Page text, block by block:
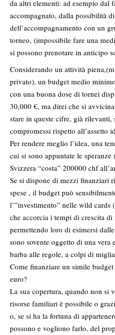
da altri elementi: ad esempio dal
accompagnato, dalla possibilità
dell’accompagnamento con un
torneo, (impossibile fare una
si possono prenotare in anticipo
Considerando un attività
privato), un budget medio
con una buona dose di tornei
30,000 €, ma direi che si
stare in queste cifre, già
compromessi rispetto all’assetto
Per rendere meglio l’idea, una
cui si sono appuntate le
Svizzera “costa” 200000 chf
Se si dispone di mezzi finanziari
spese , il budget può
l’”investimento” nelle wild cards
che accorcia i tempi di crescita
permettendo loro di esimersi
sono sovente oggetto di una
barba alle regole, a colpi di
Come finanziare un simile
euro?
La sua copertura, quando non si
risorse familiari è possibile o
o, se si ha la fortuna di
possono e vogliono farlo, del